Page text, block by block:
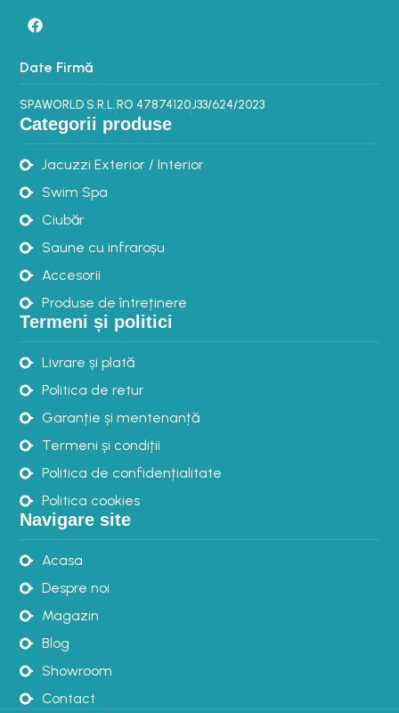
Date Firmă
SPAWORLD S.R.L.RO 47874120J33/624/2023
Categorii produse
Jacuzzi Exterior / Interior
Swim Spa
Ciubăr
Saune cu infraroșu
Accesorii
Produse de întreținere
Termeni și politici
Livrare și plată
Politica de retur
Garanție și mentenanță
Termeni și condiții
Politica de confidențialitate
Politica cookies
Navigare site
Acasa
Despre noi
Magazin
Blog
Showroom
Contact